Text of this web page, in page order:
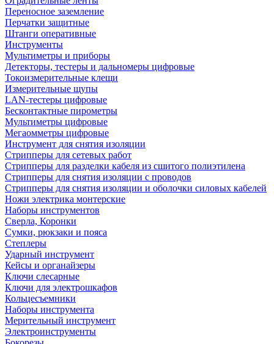
Переносное заземление
Перчатки защитные
Штанги оперативные
Инструменты
Мультиметры и приборы
Детекторы, тестеры и дальномеры цифровые
Токоизмерительные клещи
Измерительные щупы
LAN-тестеры цифровые
Бесконтактные пирометры
Мультиметры цифровые
Мегаомметры цифровые
Инструмент для снятия изоляции
Стрипперы для сетевых работ
Стрипперы для разделки кабеля из сшитого полиэтилена
Cтрипперы для снятия изоляции с проводов
Стрипперы для снятия изоляции и оболочки силовых кабелей
Ножи электрика монтерские
Наборы инструментов
Сверла, Коронки
Сумки, рюкзаки и пояса
Степлеры
Ударный инструмент
Кейсы и органайзеры
Ключи слесарные
Ключи для электрошкафов
Кольцесъемники
Наборы инструмента
Мерительный инструмент
Электроинструменты